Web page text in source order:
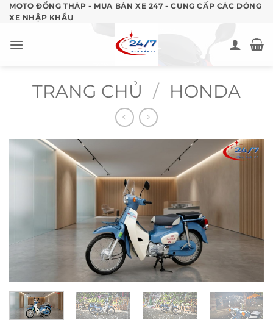
Bỏ
qua
dung
MOTO ĐỒNG THÁP - MUA BÁN XE 247 - CUNG CẤP CÁC DÒNG
XE NHẬP KHẨU
TRANG CHỦ / HONDA